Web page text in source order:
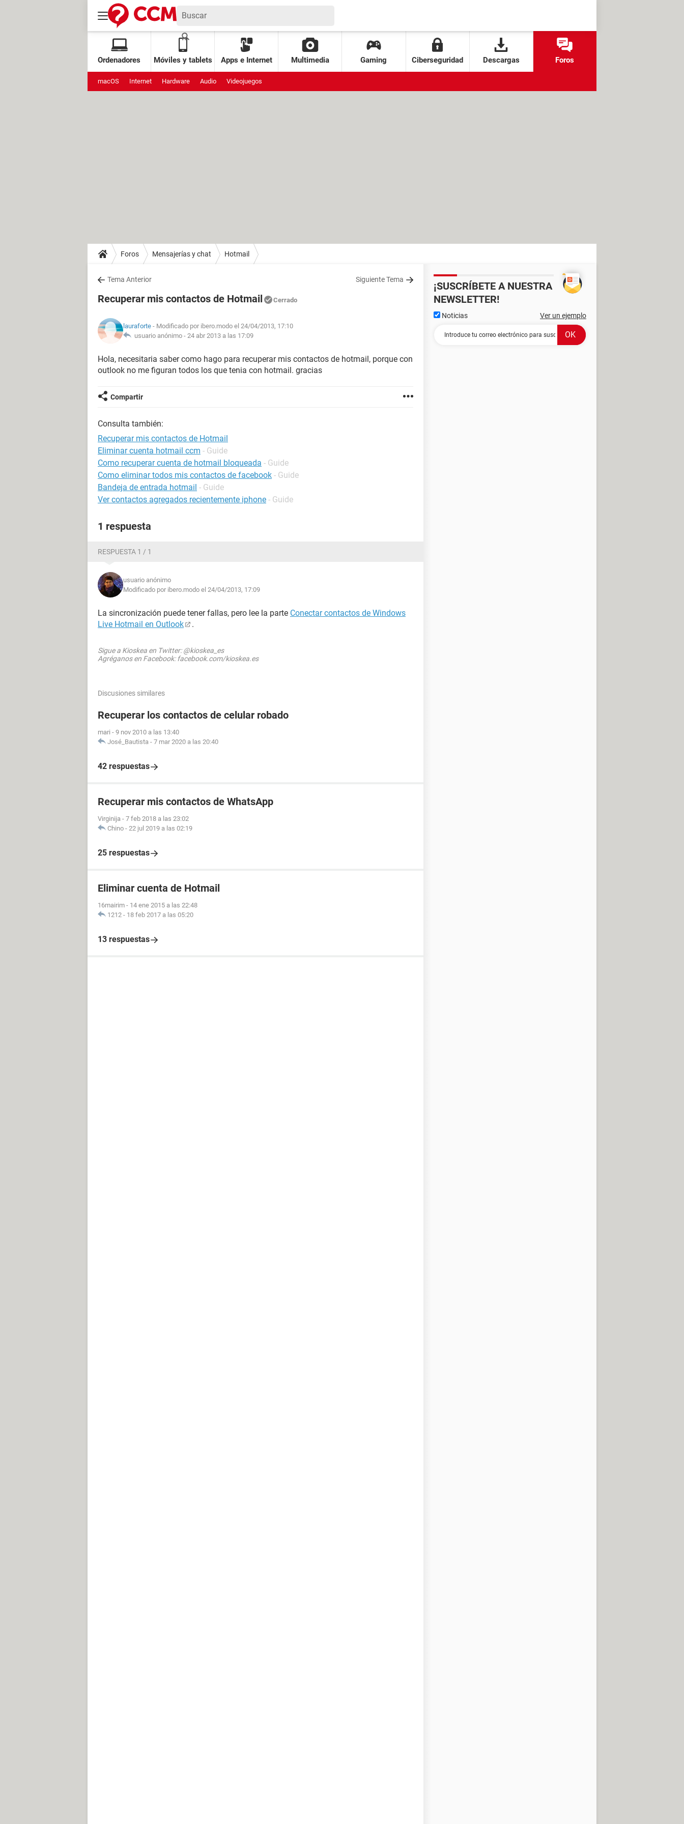
Ordenadores Móviles y tablets Apps e Internet Multimedia Gaming Ciberseguridad Descargas Foros
macOS Internet Hardware Audio Videojuegos
Foros Mensajerías y chat Hotmail
Tema Anterior Siguiente Tema
Recuperar mis contactos de Hotmail Cerrado
lauraforte - Modificado por ibero.modo el 24/04/2013, 17:10
usuario anónimo - 24 abr 2013 a las 17:09
Hola, necesitaria saber como hago para recuperar mis contactos de hotmail, porque con
outlook no me figuran todos los que tenia con hotmail. gracias
Compartir
Consulta también:
Recuperar mis contactos de Hotmail
Eliminar cuenta hotmail ccm - Guide
Como recuperar cuenta de hotmail bloqueada - Guide
Como eliminar todos mis contactos de facebook - Guide
Bandeja de entrada hotmail - Guide
Ver contactos agregados recientemente iphone - Guide
1 respuesta
RESPUESTA 1 / 1
usuario anónimo
Modificado por ibero.modo el 24/04/2013, 17:09
La sincronización puede tener fallas, pero lee la parte Conectar contactos de Windows
Live Hotmail en Outlook
.
Sigue a Kioskea en Twitter: @kioskea_es
Agréganos en Facebook: facebook.com/kioskea.es
Discusiones similares
Recuperar los contactos de celular robado
mari - 9 nov 2010 a las 13:40
José_Bautista - 7 mar 2020 a las 20:40
42 respuestas
Recuperar mis contactos de WhatsApp
Virginija - 7 feb 2018 a las 23:02
Chino - 22 jul 2019 a las 02:19
25 respuestas
Eliminar cuenta de Hotmail
16mairim - 14 ene 2015 a las 22:48
1212 - 18 feb 2017 a las 05:20
13 respuestas
¡SUSCRÍBETE A NUESTRA
NEWSLETTER!
Noticias Ver un ejemplo